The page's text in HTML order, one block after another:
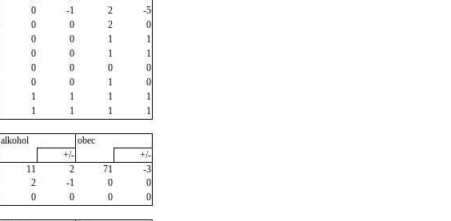
0 -1 2
-5
0 0 2
0
0 0 1
1
0 0 1
1
0 0 0
0
0 0 1
0
1 1 1
1
1 1 1
1
alkohol
obec
+/-
+/-
11 2 71
-3
2 -1 0
0
0 0 0
0